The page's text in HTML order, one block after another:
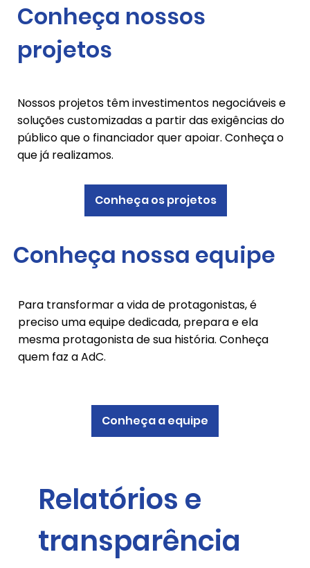
Conheça nossos
projetos
Nossos projetos têm investimentos negociáveis e
soluções customizadas a partir das exigências do
público que o financiador quer apoiar. Conheça o
que já realizamos.
Conheça os projetos
Conheça nossa equipe
Para transformar a vida de protagonistas, é
preciso uma equipe dedicada, prepara e ela
mesma protagonista de sua história. Conheça
quem faz a AdC.
Conheça a equipe
Relatórios e
transparência